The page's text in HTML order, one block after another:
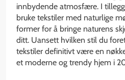
innbydende atmosfære. I
bruke tekstiler med naturlige
former for å bringe naturens
ditt. Uansett hvilken stil du
tekstiler definitivt være en
et moderne og trendy hjem i